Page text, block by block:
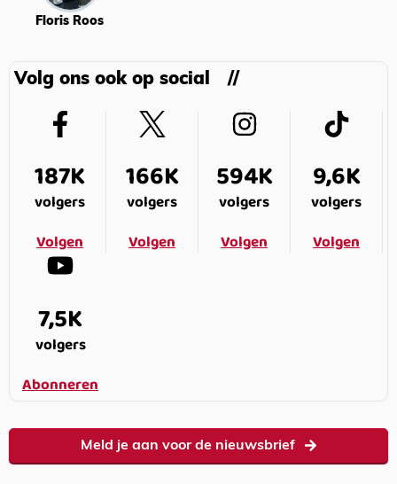
Floris Roos
Volg ons ook op social
187K
volgers
Volgen
166K
volgers
Volgen
594K
volgers
Volgen
9,6K
volgers
Volgen
7,5K
volgers
Abonneren
Meld je aan voor de nieuwsbrief